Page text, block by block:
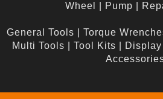
Wheel
Pump
General Tools Torque
Multi Tools
Tool Kits